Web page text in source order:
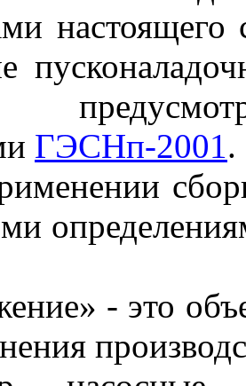
настоящего
ГЭСНп-2001.
- это